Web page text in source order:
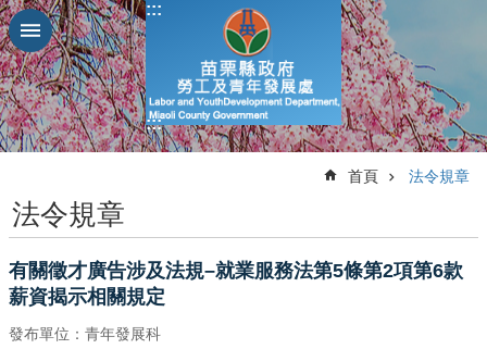
跳到主要內容區塊
進
階
搜
尋
業
務
簡
介
:::
:::
首頁 法令規章
法令規章
有關徵才廣告涉及法規–就業服務法第5條第2項第6款
薪資揭示相關規定
發布單位：青年發展科